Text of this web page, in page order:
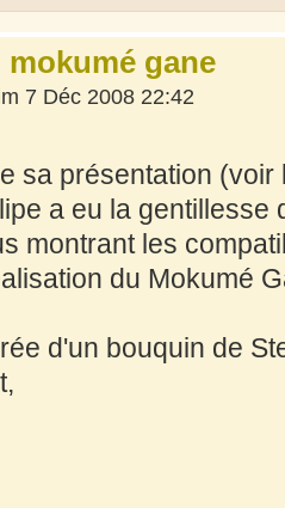
gane
7 Déc 2008 22:42
sa présentation (voir
a eu la gentillesse
montrant les
du Mokumé
d'un bouquin de